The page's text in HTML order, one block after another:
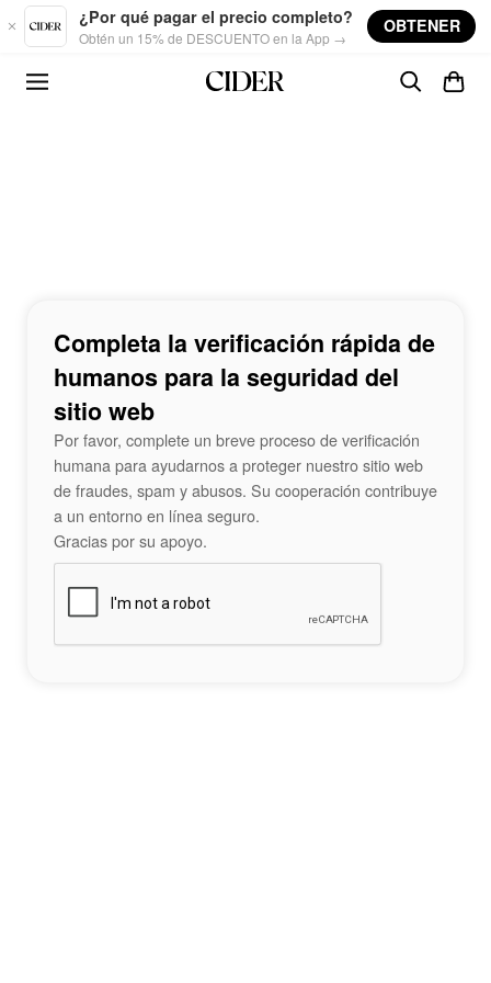
Skip to main content
¿Por qué pagar el precio completo?
Obtén un 15% de DESCUENTO en la App →
OBTENER
Completa la verificación rápida de
humanos para la seguridad del
sitio web
Por favor, complete un breve proceso de verificación
humana para ayudarnos a proteger nuestro sitio web
de fraudes, spam y abusos. Su cooperación contribuye
a un entorno en línea seguro.
Gracias por su apoyo.